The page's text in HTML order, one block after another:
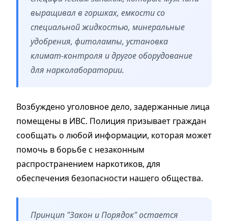
выращивал в горшках, емкости со
специальной жидкостью, минеральные
удобрения, фитолампы, установка
климат-контроля и другое оборудование
для нарколаборатории.
Возбуждено уголовное дело, задержанные лица
помещены в ИВС. Полиция призывает граждан
сообщать о любой информации, которая может
помочь в борьбе с незаконным
распространением наркотиков, для
обеспечения безопасности нашего общества.
Принцип "Закон и Порядок" остается